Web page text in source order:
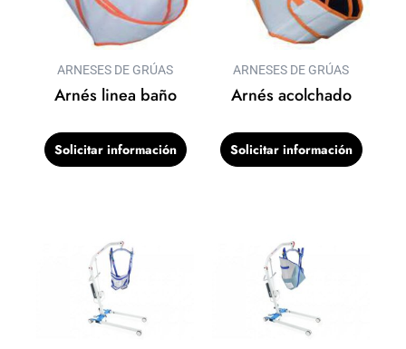
ARNESES DE GRÚAS
Arnés linea baño
Solicitar información
ARNESES DE GRÚAS
Arnés acolchado
Solicitar información